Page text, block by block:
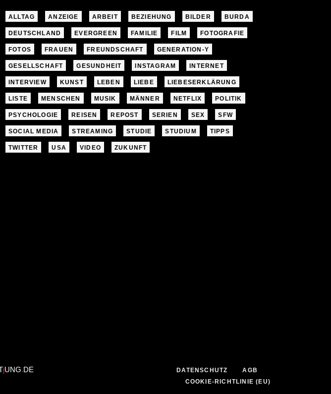
ALLTAG ANZEIGE ARBEIT BEZIEHUNG BILDER BURDA
DEUTSCHLAND EVERGREEN FAMILIE FILM FOTOGRAFIE
FOTOS FRAUEN FREUNDSCHAFT GENERATION-Y
GESELLSCHAFT GESUNDHEIT INSTAGRAM INTERNET
INTERVIEW KUNST LEBEN LIEBE LIEBESERKLÄRUNG
LISTE MENSCHEN MUSIK MÄNNER NETFLIX POLITIK
PSYCHOLOGIE REISEN REPOST SERIEN SEX SFW
SOCIAL MEDIA STREAMING STUDIE STUDIUM TIPPS
TWITTER USA VIDEO ZUKUNFT
jUNG.DE DATENSCHUTZ
AGB
COOKIE-RICHTLINIE (EU)